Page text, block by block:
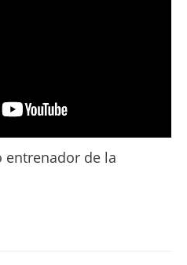
entrenador de la